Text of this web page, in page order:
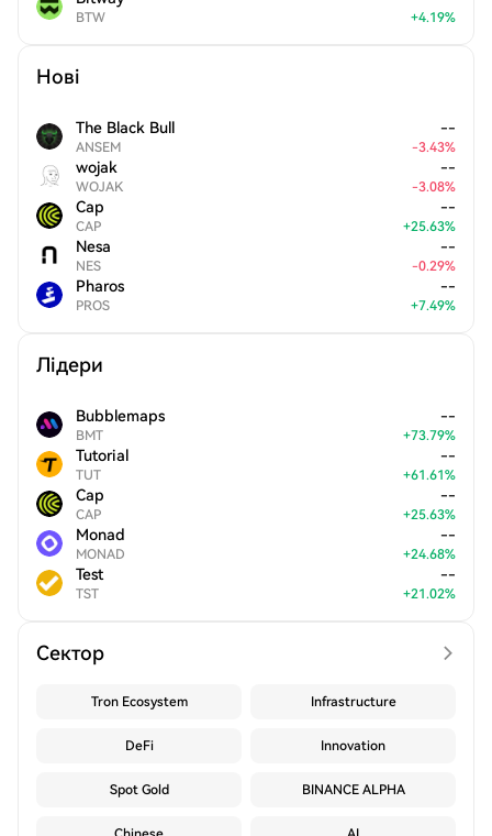
BTW +4.19%
Нові
The Black Bull
ANSEM
--
-3.43%
wojak
WOJAK
--
-3.08%
Cap
CAP
--
+25.63%
Nesa
NES
--
-0.29%
Pharos
PROS
--
+7.49%
Лідери
Bubblemaps
BMT
--
+73.79%
Tutorial
TUT
--
+61.61%
Cap
CAP
--
+25.63%
Monad
MONAD
--
+24.68%
Test
TST
--
+21.02%
Сектор
Tron Ecosystem Infrastructure
DeFi Innovation
Spot Gold BINANCE ALPHA